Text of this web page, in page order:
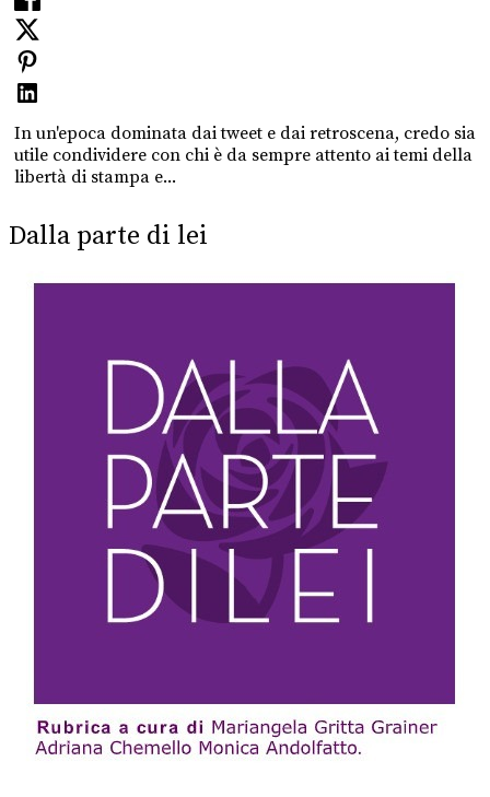
In un'epoca dominata dai tweet e dai retroscena, credo sia
utile condividere con chi è da sempre attento ai temi della
libertà di stampa e...
Dalla parte di lei